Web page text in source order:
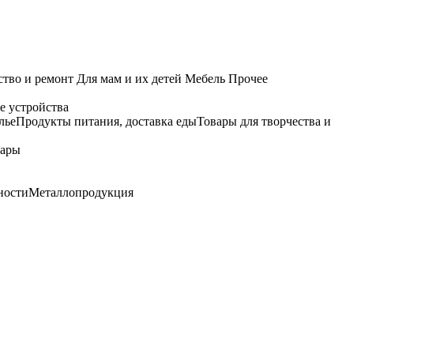
и ремонт Для мам и их детей Мебель Прочее
Продукты питания, доставка едыТовары для творчества и
Металлопродукция